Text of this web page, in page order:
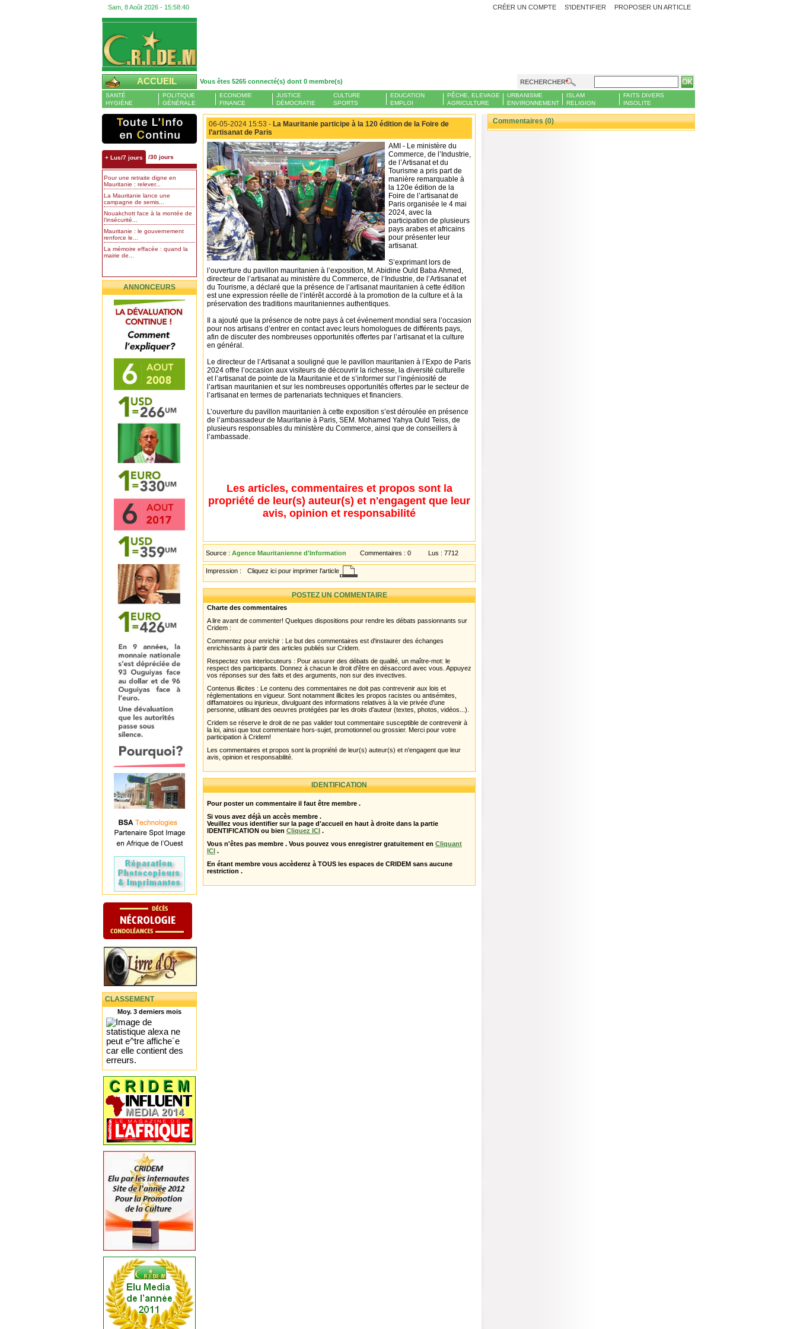
Sam, 8 Août 2026 - 15:58:41 PROPOSER UN ARTICLE
CRÉER UN COMPTE S'IDENTIFIER
ACCUEIL Vous êtes 5265 connecté(s) dont 0 membre(s) RECHERCHER
SANTÉ
HYGIÈNE
POLITIQUE
GÉNÉRALE
ECONOMIE
FINANCE
JUSTICE
DÉMOCRATIE
CULTURE
SPORTS
EDUCATION
EMPLOI
PÊCHE, ELEVAGE
AGRICULTURE
URBANISME
ENVIRONNEMENT
ISLAM
RELIGION
FAITS DIVERS
INSOLITE
+ Lus/7 jours /30 jours
Pour une retraite digne en
Mauritanie : relever...
La Mauritanie lance une
campagne de semis...
Nouakchott face à la montée de
l’insécurité...
Mauritanie : le gouvernement
renforce le...
La mémoire effacée : quand la
mairie de...
ANNONCEURS
CLASSEMENT
Moy. 3 derniers mois
06-05-2024 15:53 - La Mauritanie participe à la 120 édition de la Foire de
l’artisanat de Paris
AMI - Le ministère du
Commerce, de l’Industrie,
de l’Artisanat et du
Tourisme a pris part de
manière remarquable à
la 120e édition de la
Foire de l’artisanat de
Paris organisée le 4 mai
2024, avec la
participation de plusieurs
pays arabes et africains
pour présenter leur
artisanat.
S’exprimant lors de
l’ouverture du pavillon mauritanien à l’exposition, M. Abidine Ould Baba Ahmed,
directeur de l’artisanat au ministère du Commerce, de l’Industrie, de l’Artisanat et
du Tourisme, a déclaré que la présence de l’artisanat mauritanien à cette édition
est une expression réelle de l’intérêt accordé à la promotion de la culture et à la
préservation des traditions mauritaniennes authentiques.
Il a ajouté que la présence de notre pays à cet événement mondial sera l’occasion
pour nos artisans d’entrer en contact avec leurs homologues de différents pays,
afin de discuter des nombreuses opportunités offertes par l’artisanat et la culture
en général.
Le directeur de l’Artisanat a souligné que le pavillon mauritanien à l’Expo de Paris
2024 offre l’occasion aux visiteurs de découvrir la richesse, la diversité culturelle
et l’artisanat de pointe de la Mauritanie et de s’informer sur l’ingéniosité de
l’artisan mauritanien et sur les nombreuses opportunités offertes par le secteur de
l’artisanat en termes de partenariats techniques et financiers.
L’ouverture du pavillon mauritanien à cette exposition s’est déroulée en présence
de l’ambassadeur de Mauritanie à Paris, SEM. Mohamed Yahya Ould Teiss, de
plusieurs responsables du ministère du Commerce, ainsi que de conseillers à
l’ambassade.
Les articles, commentaires et propos sont la
propriété de leur(s) auteur(s) et n'engagent que leur
avis, opinion et responsabilité
Source : Agence Mauritanienne d'Information Commentaires : 0 Lus : 7712
Impression : Cliquez ici pour imprimer l'article
POSTEZ UN COMMENTAIRE
Charte des commentaires
A lire avant de commenter! Quelques dispositions pour rendre les débats passionnants sur
Cridem :
Commentez pour enrichir : Le but des commentaires est d'instaurer des échanges
enrichissants à partir des articles publiés sur Cridem.
Respectez vos interlocuteurs : Pour assurer des débats de qualité, un maître-mot: le
respect des participants. Donnez à chacun le droit d'être en désaccord avec vous. Appuyez
vos réponses sur des faits et des arguments, non sur des invectives.
Contenus illicites : Le contenu des commentaires ne doit pas contrevenir aux lois et
réglementations en vigueur. Sont notamment illicites les propos racistes ou antisémites,
diffamatoires ou injurieux, divulguant des informations relatives à la vie privée d'une
personne, utilisant des oeuvres protégées par les droits d'auteur (textes, photos, vidéos...).
Cridem se réserve le droit de ne pas valider tout commentaire susceptible de contrevenir à
la loi, ainsi que tout commentaire hors-sujet, promotionnel ou grossier. Merci pour votre
participation à Cridem!
Les commentaires et propos sont la propriété de leur(s) auteur(s) et n'engagent que leur
avis, opinion et responsabilité.
IDENTIFICATION
Pour poster un commentaire il faut être membre .
Si vous avez déjà un accès membre .
Veuillez vous identifier sur la page d'accueil en haut à droite dans la partie
IDENTIFICATION ou bien Cliquez ICI .
Vous n'êtes pas membre . Vous pouvez vous enregistrer gratuitement en Cliquant
ICI .
En étant membre vous accèderez à TOUS les espaces de CRIDEM sans aucune
restriction .
Commentaires (0)